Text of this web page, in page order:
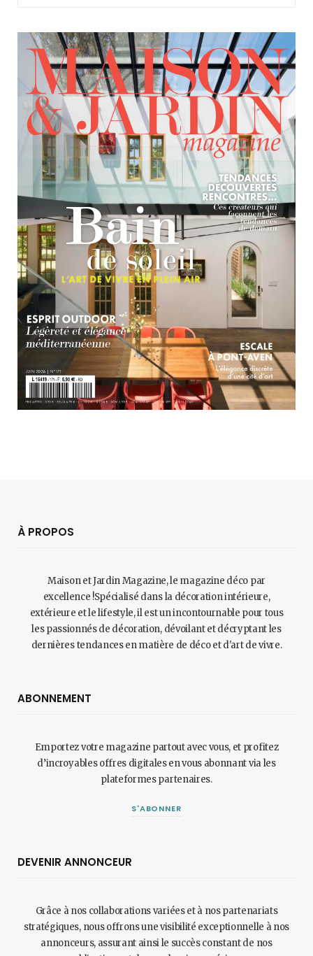
À PROPOS
Maison et Jardin Magazine, le magazine déco par
excellence !Spécialisé dans la décoration intérieure,
extérieure et le lifestyle, il est un incontournable pour tous
les passionnés de décoration, dévoilant et décryptant les
dernières tendances en matière de déco et d'art de vivre.
ABONNEMENT
Emportez votre magazine partout avec vous, et profitez
d’incroyables offres digitales en vous abonnant via les
plateformes partenaires.
S'ABONNER
DEVENIR ANNONCEUR
Grâce à nos collaborations variées et à nos partenariats
stratégiques, nous offrons une visibilité exceptionnelle à nos
annonceurs, assurant ainsi le succès constant de nos